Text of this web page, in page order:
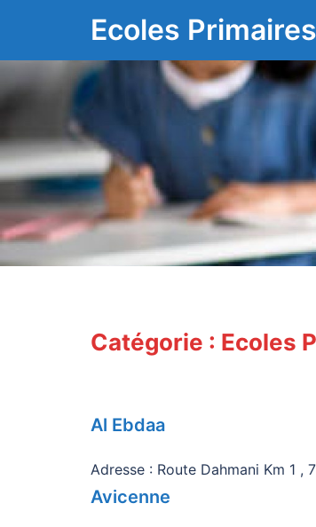
contenu
Ecoles Primaires
Catégorie : Ecoles
Al Ebdaa
Adresse : Route Dahmani Km 1 ,
Avicenne